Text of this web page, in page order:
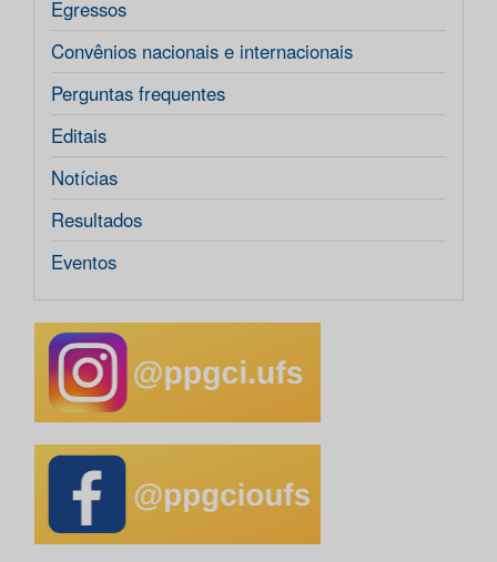
Egressos
Convênios nacionais e internacionais
Perguntas frequentes
Editais
Notícias
Resultados
Eventos